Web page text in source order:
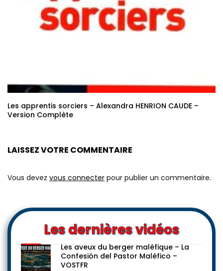
Les apprentis sorciers – Alexandra HENRION CAUDE –
Version Complète
LAISSEZ VOTRE COMMENTAIRE
Vous devez vous connecter pour publier un commentaire.
Les dernières vidéos
Les aveux du berger maléfique – La
Confesión del Pastor Maléfico –
VOSTFR